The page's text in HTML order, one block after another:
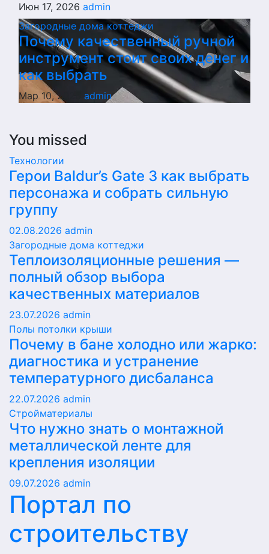
Июн 17, 2026 admin
Загородные дома коттеджи
Почему качественный ручной
инструмент стоит своих денег и
как выбрать
Мар 10, 2026 admin
You missed
Технологии
Герои Baldur’s Gate 3 как выбрать
персонажа и собрать сильную
группу
02.08.2026 admin
Загородные дома коттеджи
Теплоизоляционные решения —
полный обзор выбора
качественных материалов
23.07.2026 admin
Полы потолки крыши
Почему в бане холодно или жарко:
диагностика и устранение
температурного дисбаланса
22.07.2026 admin
Стройматериалы
Что нужно знать о монтажной
металлической ленте для
крепления изоляции
09.07.2026 admin
Портал по
строительству